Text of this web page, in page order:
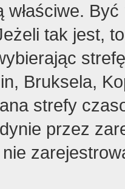
właściwe.
tak jest,
Bruksela,
strefy
przez